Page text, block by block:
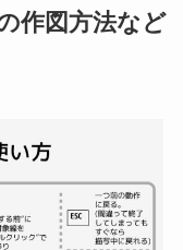
作図方法など